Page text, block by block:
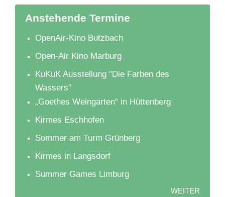
Anstehende Termine
OpenAir-Kino Butzbach
Open-Air Kino Marburg
KuKuK Ausstellung "Die Farben des
Wassers"
„Goethes Weingarten“ in Hüttenberg
Kirmes Eschhofen
Sommer am Turm Grünberg
Kirmes in Langsdorf
Summer Games Limburg
WEITER